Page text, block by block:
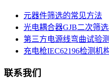
元器件筛选的常见方法
光电耦合器GJB二次筛
第三方电源线弯曲试验
充电枪IEC62196检测机
联系我们